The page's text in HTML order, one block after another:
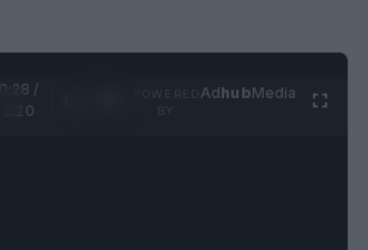
0:29 /
1:20
AdhubMedia